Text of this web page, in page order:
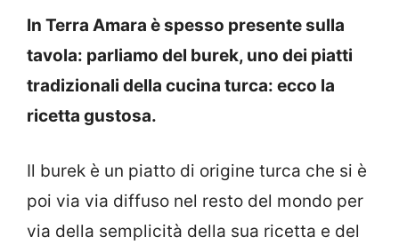
In Terra Amara è spesso presente sulla
tavola: parliamo del burek, uno dei piatti
tradizionali della cucina turca: ecco la
ricetta gustosa.
Il burek è un piatto di origine turca che si è
poi via via diffuso nel resto del mondo per
via della semplicità della sua ricetta e del